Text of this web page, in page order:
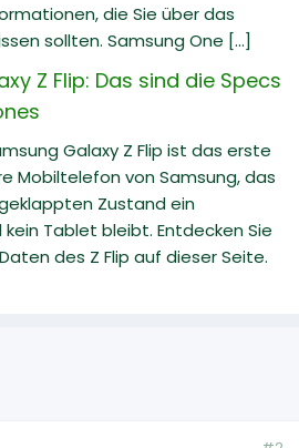
die Sie über das
sollten. Samsung One [...]
Z Flip: Das sind die Specs
Galaxy Z Flip ist das erste
Mobiltelefon von Samsung, das
Zustand ein
Tablet bleibt. Entdecken Sie
des Z Flip auf dieser Seite.